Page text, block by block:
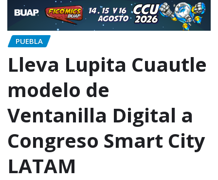
PUEBLA
Lleva Lupita Cuautle
modelo de
Ventanilla Digital a
Congreso Smart City
LATAM